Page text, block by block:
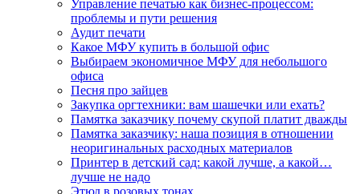
Управление печатью как бизнес-процессом:
проблемы и пути решения
Аудит печати
Какое МФУ купить в большой офис
Выбираем экономичное МФУ для небольшого
офиса
Песня про зайцев
Закупка оргтехники: вам шашечки или ехать?
Памятка заказчику почему скупой платит дважды
Памятка заказчику: наша позиция в отношении
неоригинальных расходных материалов
Принтер в детский сад: какой лучше, а какой…
лучше не надо
Этюд в розовых тонах